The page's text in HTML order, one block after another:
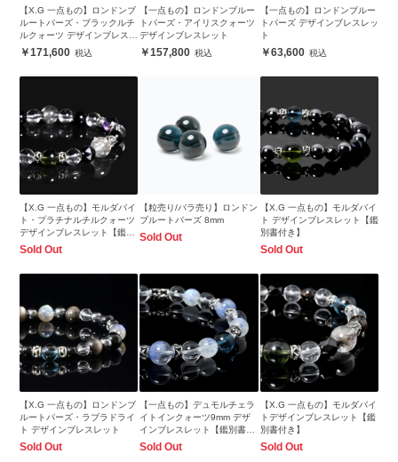
【X.G 一点もの】ロンドンブ
ルートパーズ・ブラックルチ
ルクォーツ デザインブレスレ
ット171,600
【一点もの】ロンドンブルー
トパーズ・アイリスクォーツ
デザインブレスレット
157,800
【一点もの】ロンドンブルー
トパーズ デザインブレスレッ
ト
63,600
【X.G 一点もの】モルダバイ
ト・プラチナルチルクォーツ
デザインブレスレット【鑑別
書付き】
Sold Out
【粒売り/バラ売り】ロンドン
ブルートパーズ 8mm
Sold Out
【X.G 一点もの】モルダバイ
ト デザインブレスレット【鑑
別書付き】
Sold Out
【X.G 一点もの】ロンドンブ
ルートパーズ・ラブラドライ
ト デザインブレスレット
Sold Out
【一点もの】デュモルチェラ
イトインクォーツ9mm デザ
インブレスレット【鑑別書付
き】
Sold Out
【X.G 一点もの】モルダバイ
トデザインブレスレット【鑑
別書付き】
Sold Out